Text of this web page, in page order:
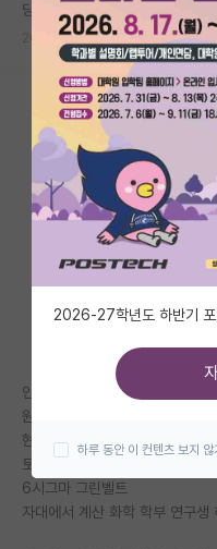
연구실&오픈랩
커뮤니티
커뮤니티 홈
전체글보기
베스트 게시판
IF 명예의전당
자유 게시판(아무개랩)
미국 유학 게시판
미국 대학원 합격 후기
대학원 합격 후기 게시
연구실(PI) 홍보 게시판
당당한 라이프니츠
2024.09.25 13 4476
안녕하세요, 저는 서울 중하위
원 진학을 희망합니다.
현재 학점은 3.74/4.5
토스 IH (140)
6시그마 그린벨트
자대에서 계산 화학 학부 연구생
2026-27학년도 하반기 포
하루 동안 이 컨텐츠 보지 않